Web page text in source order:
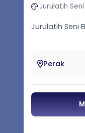
Jurulatih
Jurulatih Seni
Perak